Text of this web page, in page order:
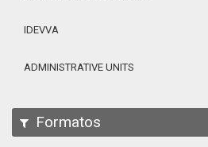
IDEVVA
ADMINISTRATIVE UNITS
Formatos